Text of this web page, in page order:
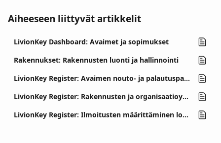
Aiheeseen liittyvät artikkelit
LivionKey Dashboard: Avaimet ja sopimukset
Rakennukset: Rakennusten luonti ja hallinnointi
LivionKey Register: Avaimen nouto- ja palautuspaikan vaihto-ominaisuuden kuvaus
LivionKey Register: Rakennusten ja organisaatioyksiköiden siirtäminen
LivionKey Register: Ilmoitusten määrittäminen loppukäyttäjille ja ylläpitäjille